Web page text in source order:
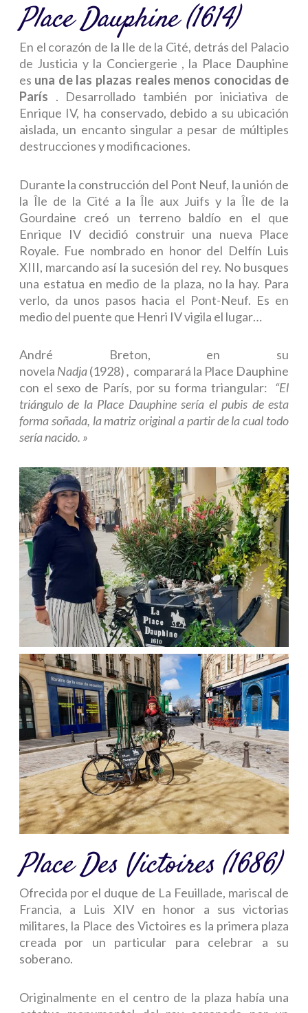
Place Dauphine (1614)
En el corazón de la Ile de la Cité, detrás del Palacio
de Justicia y la Conciergerie , la Place Dauphine
es una de las plazas reales menos conocidas de
París . Desarrollado también por iniciativa de
Enrique IV, ha conservado, debido a su ubicación
aislada, un encanto singular a pesar de múltiples
destrucciones y modificaciones.
Durante la construcción del Pont Neuf, la unión de
la Île de la Cité a la Île aux Juifs y la Île de la
Gourdaine creó un terreno baldío en el que
Enrique IV decidió construir una nueva Place
Royale. Fue nombrado en honor del Delfín Luis
XIII, marcando así la sucesión del rey. No busques
una estatua en medio de la plaza, no la hay. Para
verlo, da unos pasos hacia el Pont-Neuf. Es en
medio del puente que Henri IV vigila el lugar…
André Breton, en su
novela Nadja(1928), comparará la Place Dauphine
con el sexo de París, por su forma triangular: “El
triángulo de la Place Dauphine sería el pubis de esta
forma soñada, la matriz original a partir de la cual todo
sería nacido. »
Place Des Victoires (1686)
Ofrecida por el duque de La Feuillade, mariscal de
Francia, a Luis XIV en honor a sus victorias
militares, la Place des Victoires es la primera plaza
creada por un particular para celebrar a su
soberano.
Originalmente en el centro de la plaza había una